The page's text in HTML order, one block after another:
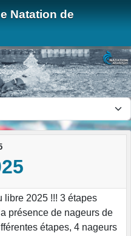
Natation de
libre 2025 !!! 3 étapes
présence de nageurs de
étapes, 4 nageurs